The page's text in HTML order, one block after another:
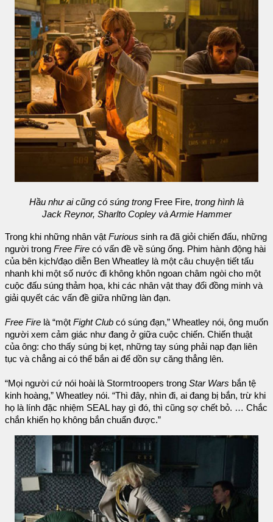
Hầu như ai cũng có súng trong Free Fire, trong hình là
Jack Reynor, Sharlto Copley và Armie Hammer
Trong khi những nhân vật Furious sinh ra đã giỏi chiến đấu, những
người trong Free Fire có vấn đề về súng ống. Phim hành động hài
của bên kịch/đạo diễn Ben Wheatley là một câu chuyện tiết tấu
nhanh khi một số nước đi không khôn ngoan châm ngòi cho một
cuộc đấu súng thảm họa, khi các nhân vật thay đổi đồng minh và
giải quyết các vấn đề giữa những làn đạn.
Free Fire là “một Fight Club có súng đạn,” Wheatley nói, ông muốn
người xem cảm giác như đang ở giữa cuộc chiến. Chiến thuật
của ông: cho thấy súng bị kẹt, những tay súng phải nạp đạn liên
tục và chẳng ai có thể bắn ai để dồn sự căng thẳng lên.
“Mọi người cứ nói hoài là Stormtroopers trong Star Wars bắn tệ
kinh hoàng,” Wheatley nói. “Thì đây, nhìn đi, ai đang bị bắn, trừ khi
họ là lính đặc nhiệm SEAL hay gì đó, thì cũng sợ chết bỏ. … Chắc
chắn khiến họ không bắn chuẩn được.”